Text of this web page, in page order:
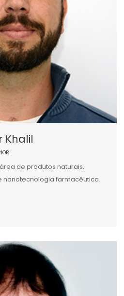
Khalil
de produtos naturais,
nanotecnologia farmacêutica.